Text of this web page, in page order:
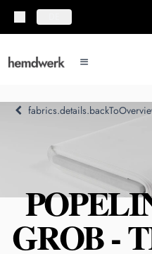
mainMenu.menu
ROB -